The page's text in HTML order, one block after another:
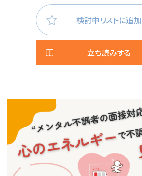
検討中リストに追加
立ち読みする